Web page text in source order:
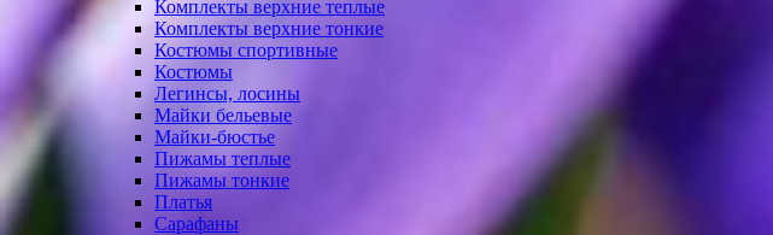
Комплекты верхние теплые
Комплекты верхние тонкие
Костюмы спортивные
Костюмы
Легинсы, лосины
Майки бельевые
Майки-бюстье
Пижамы теплые
Пижамы тонкие
Платья
Сарафаны